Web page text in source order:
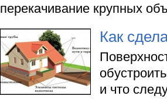
перекачивание крупных
Как
и что